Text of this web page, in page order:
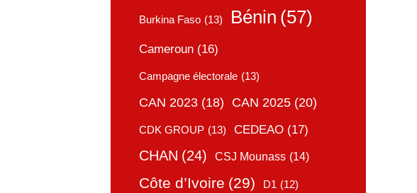
Burkina Faso (13) Bénin (57)
Cameroun (16)
Campagne électorale (13)
CAN 2023 (18) CAN 2025 (20)
CDK GROUP (13) CEDEAO (17)
CHAN (24) CSJ Mounass (14)
Côte d’Ivoire (29) D1 (12)